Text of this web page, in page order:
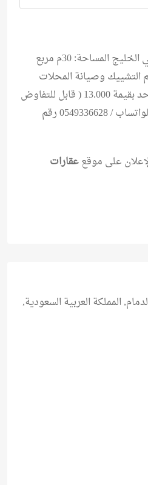
للإيجار محلات تجاربة بحي الخليج المساحة: 30م مربع
: 21.34 متر تم التشييك وصيانة المحلات
بالكامل عقد ألكتروني الموحد بقيمة 13.000 ( قابل للتفاوض
) للتواصل عبر الإتصال او الواتساب / 0549336628 رقم
على موقععقارات
شارع 11, الدمام, المملكة العربية السعودية,